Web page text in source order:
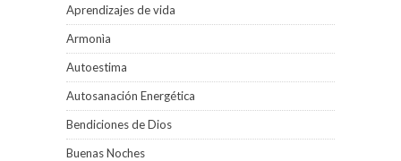
Aprendizajes de vida
Armonìa
Autoestima
Autosanación Energética
Bendiciones de Dios
Buenas Noches